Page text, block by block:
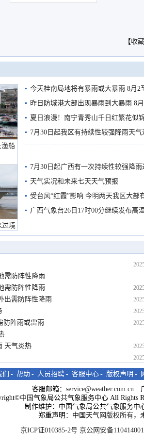
【收
渔船
过境
今天桂南局地将有暴雨或大暴雨 8月2
需继续防范
昨日防城港大部出现暴雨到大暴雨 8
雨
夏日浪漫！南宁青秀山千日红繁花似
7月30日起我区有持续性较强降雨天气
7月30日起广西有一次持续性较强降雨
天气实况和未来七天天气预报
受台风“红霞”影响 今明两天我区大部
有较强降雨
广西气象台26日17时00分继续发布高
需防阵性降雨
需防阵性降雨
出需防阵性降雨
防阵雨或雷雨
天气炎热
- 帮助 - 人员招聘 - 客服中心 - 版权声明 -
客服邮箱： service@weather.com.cn
中国气象局公共气象服务中心 All Rights
制作维护：中国气象局公共气象服务中
郑重声明：中国天气网 版权所有，
京ICP证010385-2号 京公网安备